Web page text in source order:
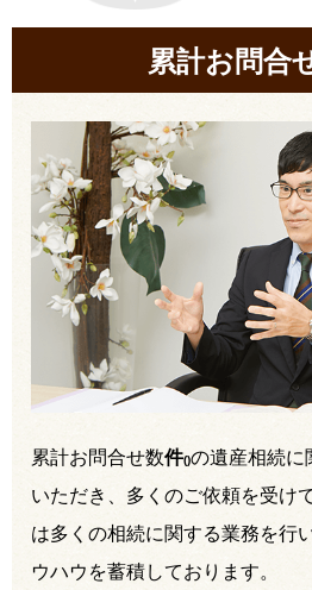
累計お問合
累計お問合せ数件()の遺産相続に
いただき、多くのご依頼を受け
は多くの相続に関する業務を行
ウハウを蓄積しております。